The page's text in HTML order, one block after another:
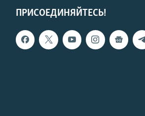
ПРИСОЕДИНЯЙТЕСЬ!